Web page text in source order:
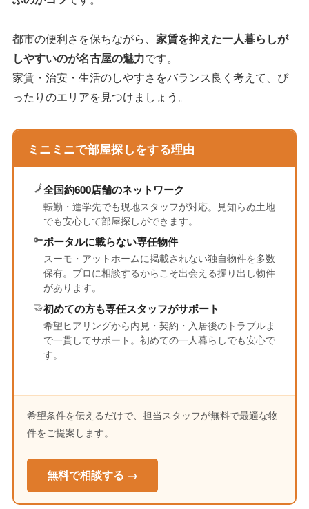
都市の便利さを保ちながら、 家賃を抑えた一人暮らしが
しやすいのが名古屋の魅力です。
家賃・治安・生活のしやすさをバランス良く考えて、ぴ
ったりのエリアを見つけましょう。
ミニミニで部屋探しをする理由
🗾全国約600店舗のネットワーク
転勤・進学先でも現地スタッフが対応。見知らぬ土地
でも安心して部屋探しができます。
🔑ポータルに載らない専任物件
スーモ・アットホームに掲載されない独自物件を多数
保有。プロに相談するからこそ出会える掘り出し物件
があります。
🤝初めての方も専任スタッフがサポート
希望ヒアリングから内見・契約・入居後のトラブルま
で一貫してサポート。初めての一人暮らしでも安心で
す。
希望条件を伝えるだけで、担当スタッフが無料で最適な物
件をご提案します。
無料で相談する →